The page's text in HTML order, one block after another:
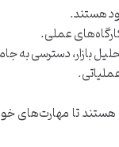
هستند.
عملی.
بازار، دسترسی به
هستند تا مهارت‌های